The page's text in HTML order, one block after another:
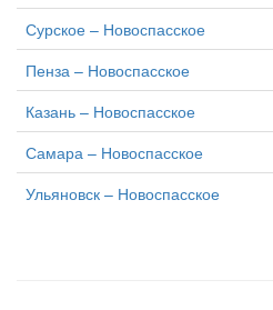
Сурское – Новоспасское
Пенза – Новоспасское
Казань – Новоспасское
Самара – Новоспасское
Ульяновск – Новоспасское